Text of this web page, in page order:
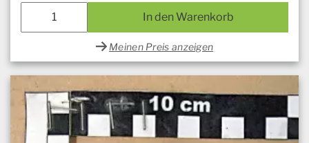
In den Warenkorb
Meinen Preis anzeigen